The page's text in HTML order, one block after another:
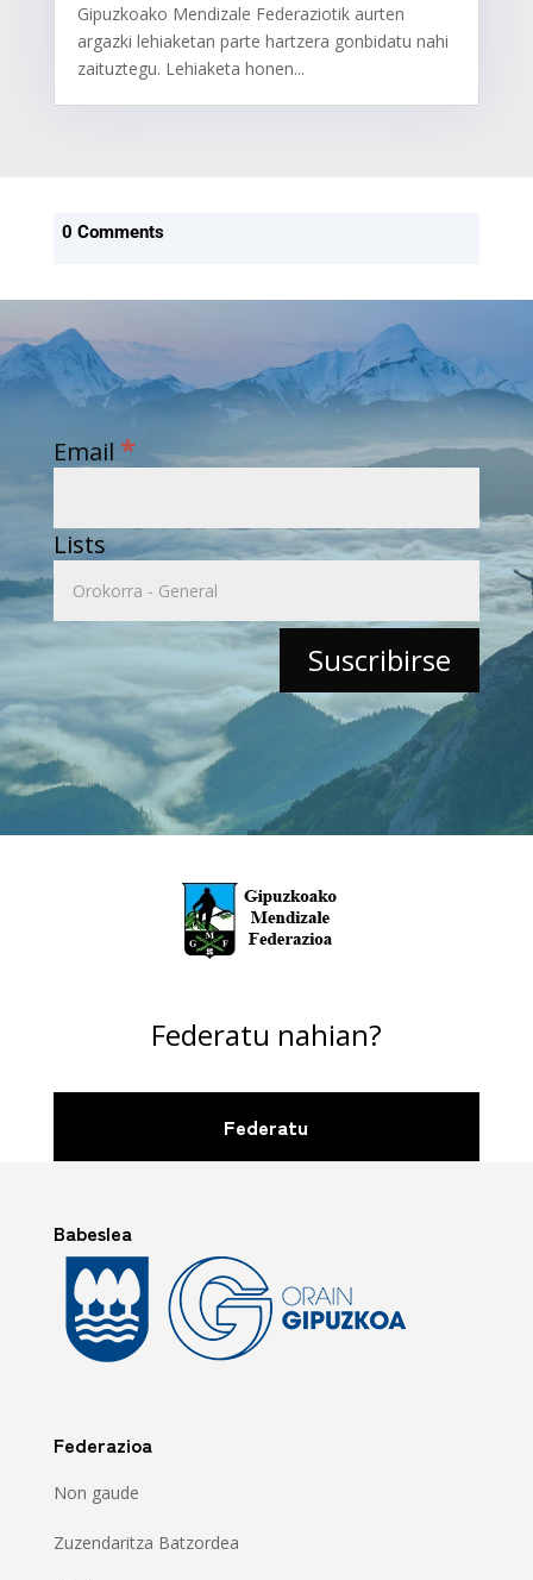
Gipuzkoako Mendizale Federaziotik aurten
argazki lehiaketan parte hartzera gonbidatu nahi
zaituztegu. Lehiaketa honen...
0 Comments
Email *
Lists
Federatu nahian?
Federatu
Babeslea
Federazioa
Non gaude
Zuzendaritza Batzordea